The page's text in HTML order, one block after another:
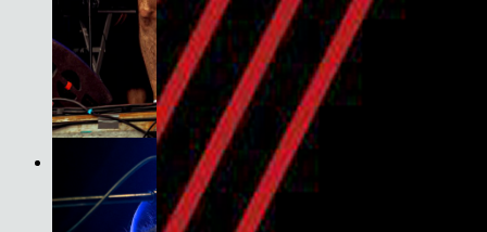
Son do Camiño